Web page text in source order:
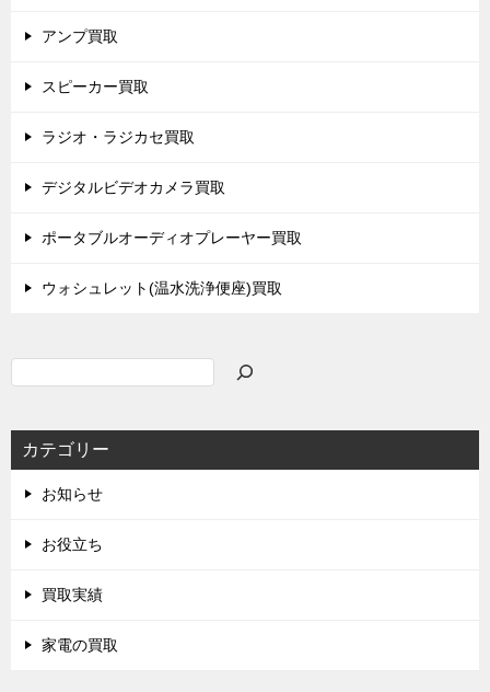
アンプ買取
スピーカー買取
ラジオ・ラジカセ買取
デジタルビデオカメラ買取
ポータブルオーディオプレーヤー買取
ウォシュレット(温水洗浄便座)買取
カテゴリー
お知らせ
お役立ち
買取実績
家電の買取